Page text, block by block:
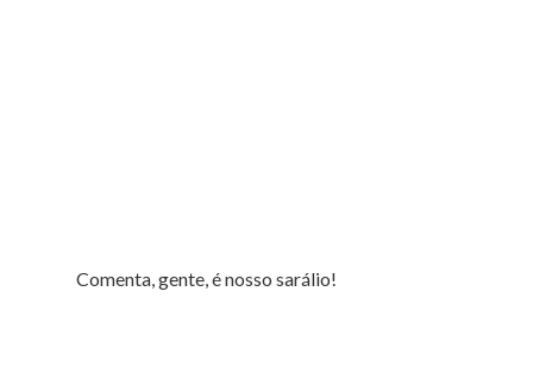
Comenta, gente, é nosso sarálio!